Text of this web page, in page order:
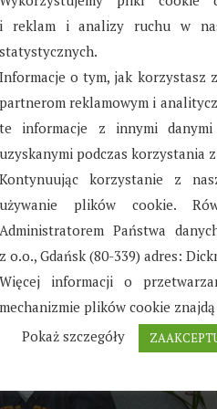
Dominik kierują się w życiu
jest matematyka a
Chcą realizować swoje
matematykę. „Lekcje z
i reklam i analizy ruchu w
statystycznych.
Informacje o tym, jak korzystasz
partnerom reklamowym i
te informacje z innymi
uzyskanymi podczas korzystania z
Kontynuując korzystanie z
używanie plików cookie.
Administratorem Państwa
z o.o., Gdańsk (80-339) adres:
Więcej informacji o
mechanizmie plików cookie
Pokaż szczegóły